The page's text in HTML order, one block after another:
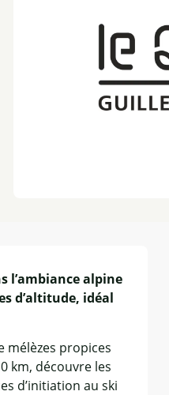
l’ambiance alpine
d’altitude, idéal
mélèzes propices
km, découvre les
d’initiation au ski